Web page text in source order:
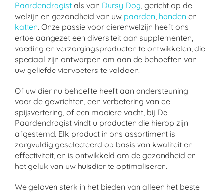
Paardendrogist als van Dursy Dog, gericht op de
welzijn en gezondheid van uw paarden, honden en
katten. Onze passie voor dierenwelzijn heeft ons
ertoe aangezet een diversiteit aan supplementen,
voeding en verzorgingsproducten te ontwikkelen, die
speciaal zijn ontworpen om aan de behoeften van
uw geliefde viervoeters te voldoen.
Of uw dier nu behoefte heeft aan ondersteuning
voor de gewrichten, een verbetering van de
spijsvertering, of een mooiere vacht, bij De
Paardendrogist vindt u producten die hierop zijn
afgestemd. Elk product in ons assortiment is
zorgvuldig geselecteerd op basis van kwaliteit en
effectiviteit, en is ontwikkeld om de gezondheid en
het geluk van uw huisdier te optimaliseren.
We geloven sterk in het bieden van alleen het beste